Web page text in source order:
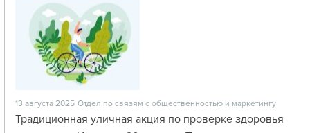
13 августа 2025 Отдел по связям с общественностью и маркетингу
Традиционная уличная акция по проверке здоровья